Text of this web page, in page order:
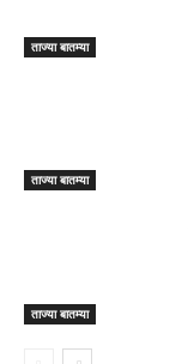
ताज्या बातम्या
ताज्या बातम्या
ताज्या बातम्या